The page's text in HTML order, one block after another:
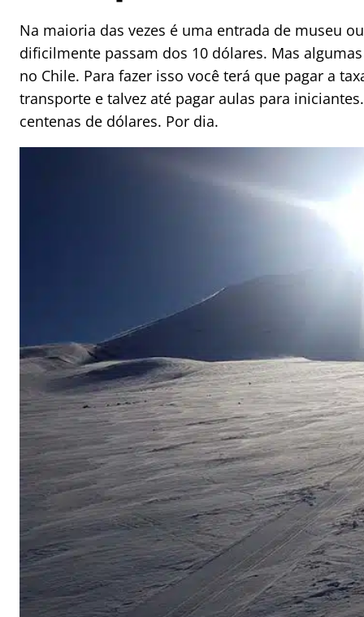
Na maioria das vezes é uma entrada de museu
dificilmente passam dos 10 dólares. Mas
no Chile. Para fazer isso você terá que pagar a
transporte e talvez até pagar aulas para
centenas de dólares. Por dia.